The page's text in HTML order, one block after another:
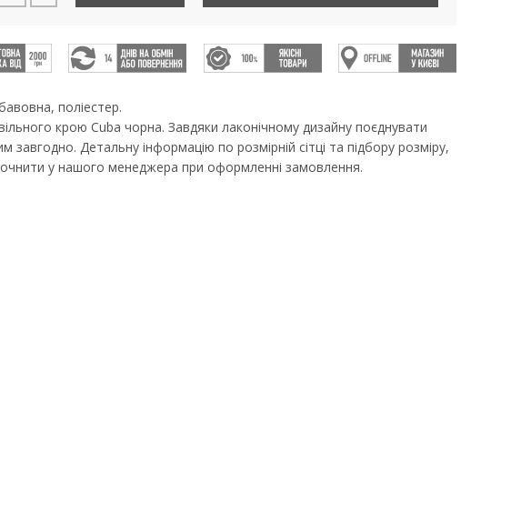
поліестер.
крою Cuba чорна. Завдяки лаконічному дизайну поєднувати
завгодно. Детальну інформацію по розмірній сітці та підбору розміру,
у нашого менеджера при оформленні замовлення.